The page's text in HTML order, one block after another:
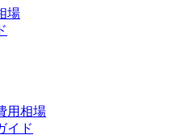
場
用相場
イド